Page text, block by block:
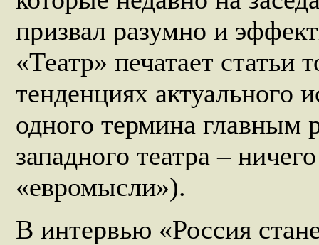
призвал разумно и
«Театр» печатает статьи
тенденциях актуального
одного термина главным
западного театра –
«евромысли»).
В интервью «Россия